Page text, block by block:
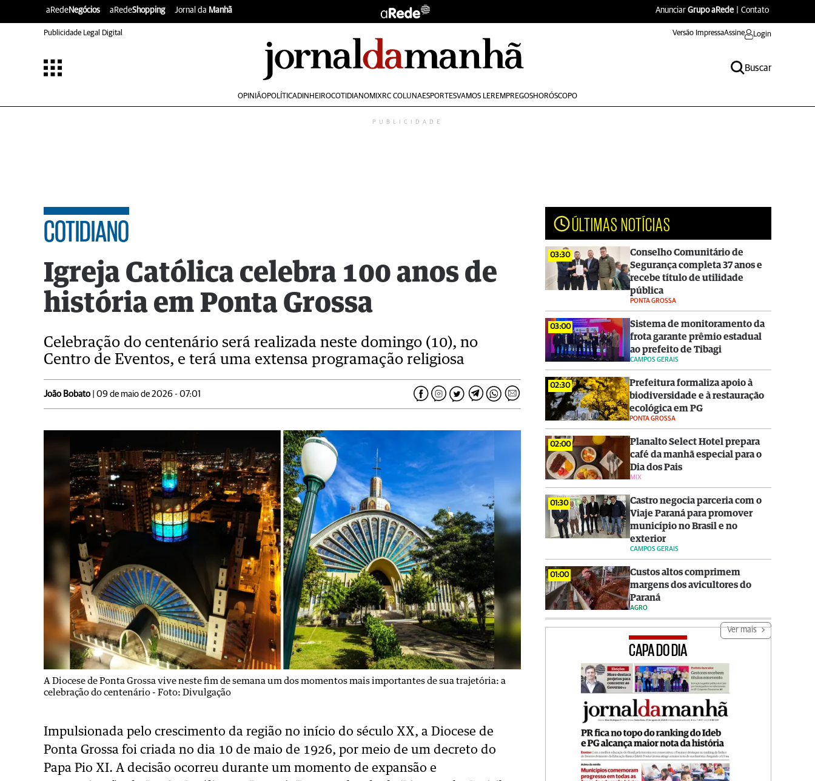
aRedeNegócios aRedeShopping Jornal da Manhã Anunciar Grupo aRede Contato
Publicidade Legal Digital Versão ImpressaAssine Login
Buscar
OPINIÃOPOLÍTICADINHEIROCOTIDIANOMIXRC COLUNAESPORTESVAMOS LEREMPREGOSHORÓSCOPO
PUBLICIDADE
COTIDIANO
Igreja Católica celebra 100 anos de
história em Ponta Grossa
Celebração do centenário será realizada neste domingo (10), no
Centro de Eventos, e terá uma extensa programação religiosa
João Bobato | 09 de maio de 2026 - 07:01
A Diocese de Ponta Grossa vive neste fim de semana um dos momentos mais importantes de sua trajetória: a
celebração do centenário - Foto: Divulgação
Impulsionada pelo crescimento da região no início do século XX, a Diocese de
Ponta Grossa foi criada no dia 10 de maio de 1926, por meio de um decreto do
Papa Pio XI. A decisão ocorreu durante um momento de expansão e
ÚLTIMAS NOTÍCIAS
03:30
Conselho Comunitário de
Segurança completa 37 anos e
recebe título de utilidade
pública
PONTA GROSSA
03:00
Sistema de monitoramento da
frota garante prêmio estadual
ao prefeito de Tibagi
CAMPOS GERAIS
02:30
Prefeitura formaliza apoio à
biodiversidade e à restauração
ecológica em PG
PONTA GROSSA
02:00
Planalto Select Hotel prepara
café da manhã especial para o
Dia dos Pais
MIX
01:30
Castro negocia parceria com o
Viaje Paraná para promover
município no Brasil e no
exterior
CAMPOS GERAIS
01:00
Custos altos comprimem
margens dos avicultores do
Paraná
AGRO
Ver mais
CAPA DO DIA